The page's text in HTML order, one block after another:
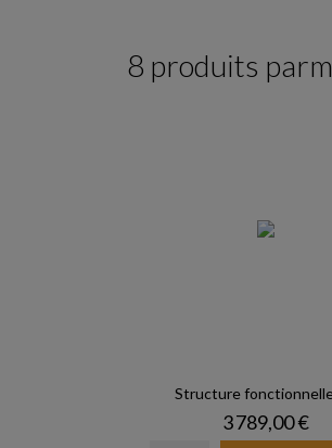
8 produits
Structure
Prix
3 789,00 €